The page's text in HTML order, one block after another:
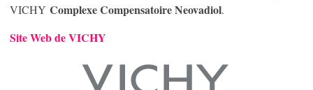
VICHY Complexe Compensatoire Neovadiol.
Site Web de VICHY